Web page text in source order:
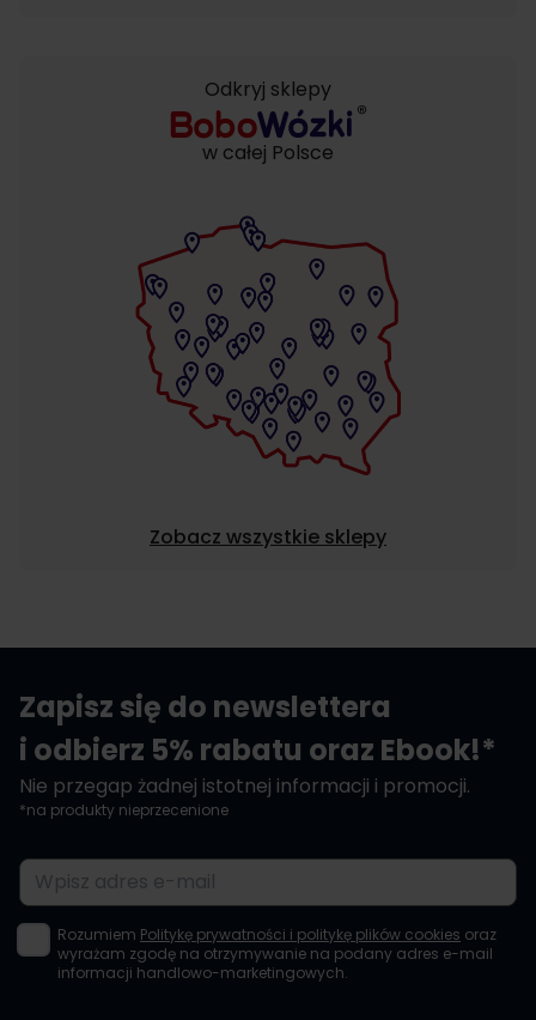
Odkryj sklepy
w całej Polsce
Zobacz wszystkie sklepy
Zapisz się do newslettera
i odbierz 5% rabatu oraz Ebook!*
Nie przegap żadnej istotnej informacji i promocji.
*na produkty nieprzecenione
Adres e-mail
Rozumiem Politykę prywatności i politykę plików cookies oraz
wyrażam zgodę na otrzymywanie na podany adres e-mail
informacji handlowo-marketingowych.